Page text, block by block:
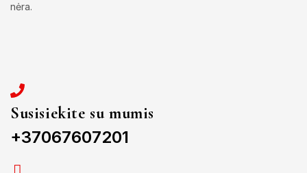
nėra.
Susisiekite su mumis
+37067607201